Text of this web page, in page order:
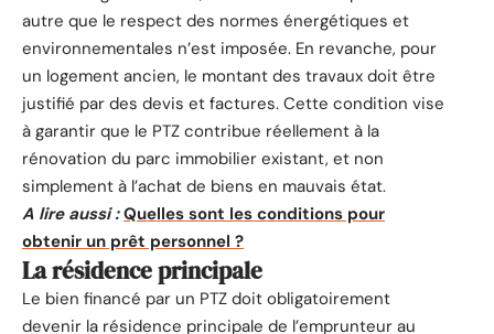
autre que le respect des normes énergétiques et
environnementales n’est imposée. En revanche, pour
un logement ancien, le montant des travaux doit être
justifié par des devis et factures. Cette condition vise
à garantir que le PTZ contribue réellement à la
rénovation du parc immobilier existant, et non
simplement à l’achat de biens en mauvais état.
A lire aussi : Quelles sont les conditions pour
obtenir un prêt personnel ?
La résidence principale
Le bien financé par un PTZ doit obligatoirement
devenir la résidence principale de l’emprunteur au